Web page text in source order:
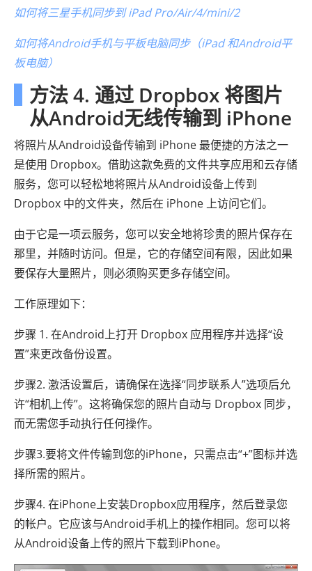
如何将三星手机同步到 iPad Pro/Air/4/mini/2
如何将Android手机与平板电脑同步（iPad 和Android平
板电脑）
方法 4. 通过 Dropbox 将图片
从Android无线传输到 iPhone
将照片从Android设备传输到 iPhone 最便捷的方法之一
是使用 Dropbox。借助这款免费的文件共享应用和云存储
服务，您可以轻松地将照片从Android设备上传到
Dropbox 中的文件夹，然后在 iPhone 上访问它们。
由于它是一项云服务，您可以安全地将珍贵的照片保存在
那里，并随时访问。但是，它的存储空间有限，因此如果
要保存大量照片，则必须购买更多存储空间。
工作原理如下：
步骤 1. 在Android上打开 Dropbox 应用程序并选择“设
置”来更改备份设置。
步骤2. 激活设置后，请确保在选择“同步联系人”选项后允
许“相机上传”。这将确保您的照片自动与 Dropbox 同步，
而无需您手动执行任何操作。
步骤3.要将文件传输到您的iPhone，只需点击“+”图标并选
择所需的照片。
步骤4. 在iPhone上安装Dropbox应用程序，然后登录您
的帐户。它应该与Android手机上的操作相同。您可以将
从Android设备上传的照片下载到iPhone。